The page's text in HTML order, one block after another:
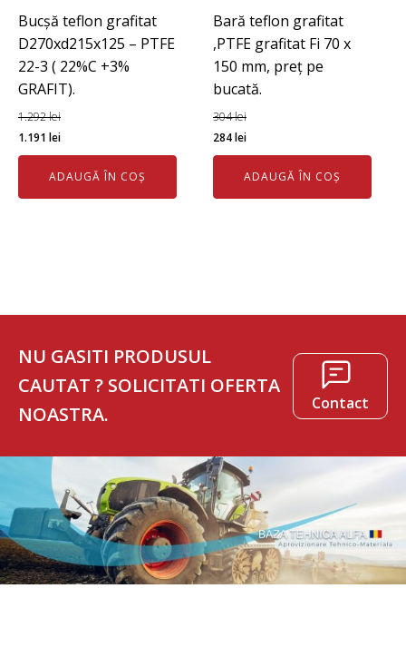
Bucșă teflon grafitat
D270xd215x125 – PTFE
22-3 ( 22%C +3%
GRAFIT).
1.292lei
Prețul
inițial
fost:
1.191 leiPrețul
curent
este:
1.191 lei.
ADAUGĂ ÎN COȘ
Bară teflon grafitat
,PTFE grafitat Fi 70 x
150 mm, preț pe
bucată.
304lei
Prețul
inițial
fost:
284leiPrețul
curent
este:
284 lei.
ADAUGĂ ÎN COȘ
NU GASITI PRODUSUL
CAUTAT ? SOLICITATI OFERTA
NOASTRA.
Contact